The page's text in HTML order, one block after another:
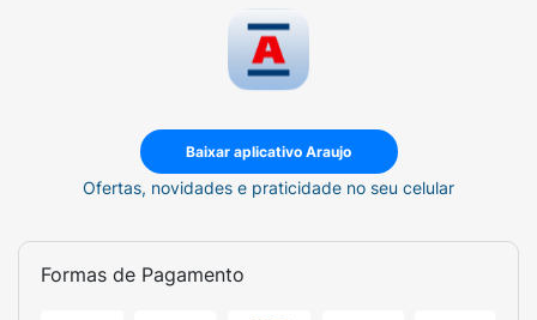
Baixar aplicativo Araujo
Ofertas, novidades e praticidade no seu celular
Formas de Pagamento